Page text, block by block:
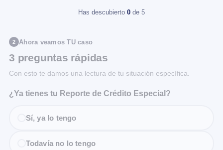
Has descubierto 0 de 5
2 Ahora veamos TU caso
3 preguntas rápidas
Con esto te damos una lectura de tu situación específica.
¿Ya tienes tu Reporte de Crédito Especial?
Sí, ya lo tengo
Todavía no lo tengo